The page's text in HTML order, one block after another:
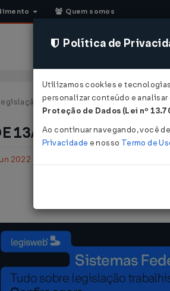
Quem somos
Estadual - Santa Catarina
13/06/2022
2022
Introduz a
Política de
Utilizamos cookies e
personalizar conteúdo e
Proteção de Dados (Lei nº
Ao continuar navegando, você
Privacidade e nosso Termo de